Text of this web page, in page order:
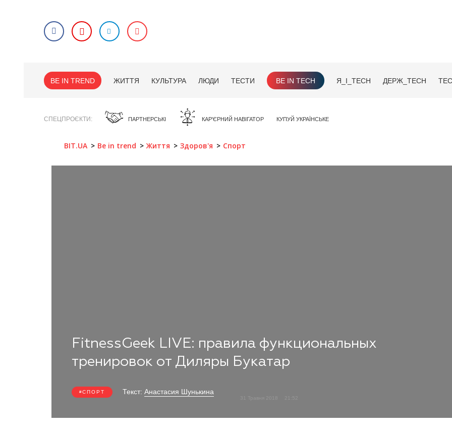
BE IN TREND ЖИТТЯ КУЛЬТУРА ЛЮДИ ТЕСТИ BE IN TECH Я_І_TECH ДЕРЖ_TECH
СПЕЦПРОЄКТИ ПАРТНЕРСЬКІ КАР'ЄРНИЙ НАВІГАТОР КУПУЙ УКРАЇНСЬКЕ
BIT.UA Be in trend Життя Здоров'я Спорт
FitnessGeek LIVE: правила функциональных
тренировок от Диляры Букатар
СПОРТ Текст: Анастасия Шунькина